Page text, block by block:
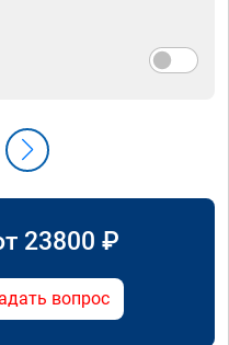
23800 ₽
вопрос